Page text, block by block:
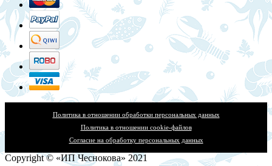
Политика в отношении обработки персональных данных
Политика в отношении cookie-файлов
Согласие на обработку персональных данных
Copyright © «ИП Чеснокова» 2021